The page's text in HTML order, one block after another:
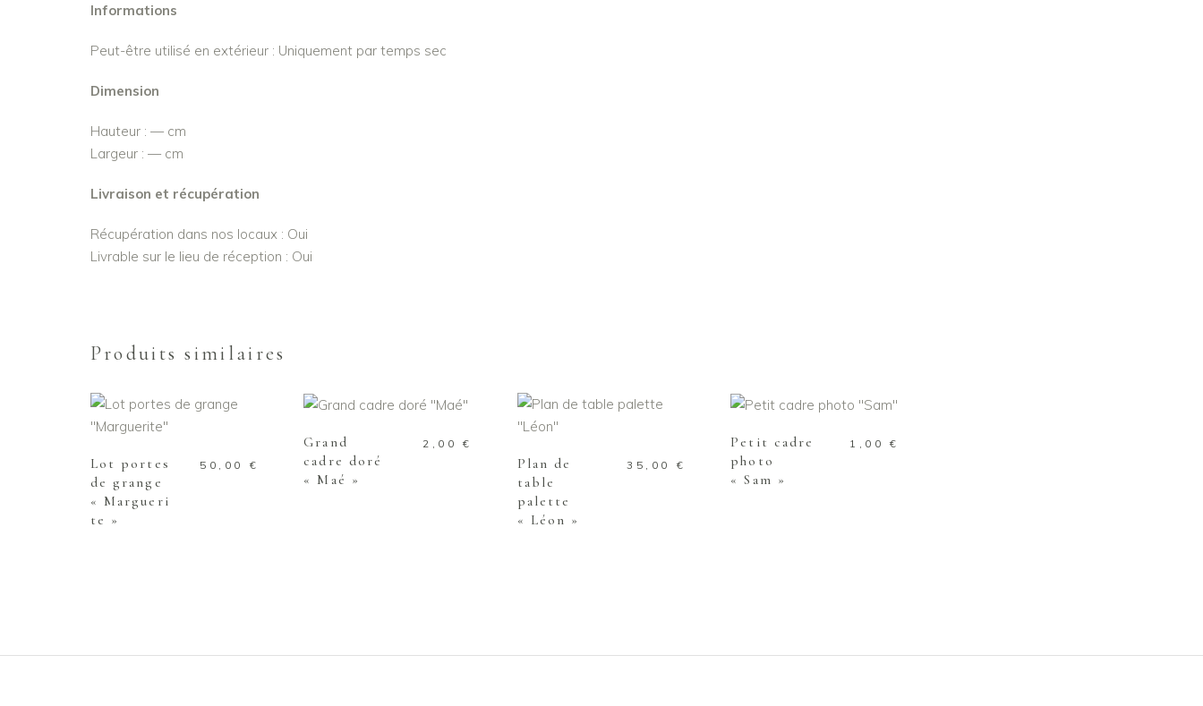
Informations
Peut-être utilisé en extérieur : Uniquement par temps sec
Dimension
Hauteur : — cm
Largeur : — cm
Livraison et récupération
Récupération dans nos locaux : Oui
Livrable sur le lieu de réception : Oui
Produits similaires
AJOUTER AU PANIER
Lot portes
de grange
« Margueri
te »
50,00 €
AJOUTER AU PANIER
Grand
cadre doré
« Maé »
2,00€
AJOUTER AU PANIER
Plan de
table
palette
« Léon »
35,00 €
AJOUTER AU PANIER
Petit cadre
photo
« Sam »
1,00€